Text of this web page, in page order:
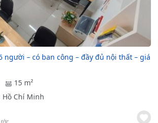
người – có ban công – đầy đủ nội thất – giá
15 m²
Hồ Chí Minh